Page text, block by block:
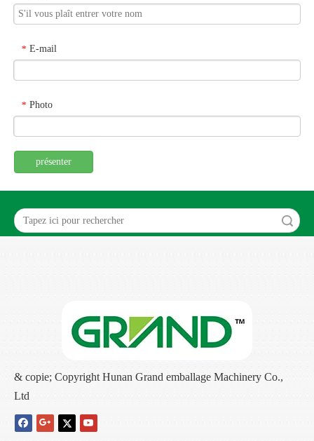
* E-mail
* Photo
présenter
& copie; Copyright Hunan Grand emballage Machinery Co.,
Ltd